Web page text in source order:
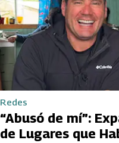
Redes
“Abusó de mí”:
de Lugares que